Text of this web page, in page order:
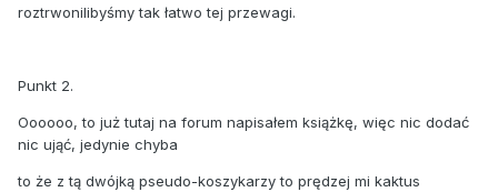
roztrwonilibyśmy tak łatwo tej przewagi.
Punkt 2.
Oooooo, to już tutaj na forum napisałem książkę, więc nic dodać
nic ująć, jedynie chyba
to że z tą dwójką pseudo-koszykarzy to prędzej mi kaktus